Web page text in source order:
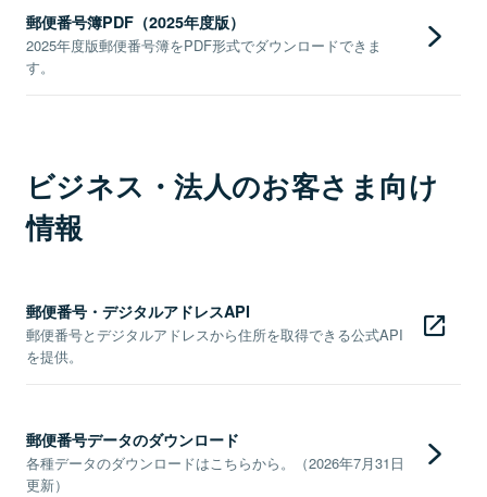
郵便番号簿PDF（2025年度版）
2025年度版郵便番号簿をPDF形式でダウンロードできま
す。
ビジネス・法人のお客さま向け
情報
郵便番号・デジタルアドレスAPI
郵便番号とデジタルアドレスから住所を取得できる公式API
を提供。
郵便番号データのダウンロード
各種データのダウンロードはこちらから。（2026年7月31日
更新）